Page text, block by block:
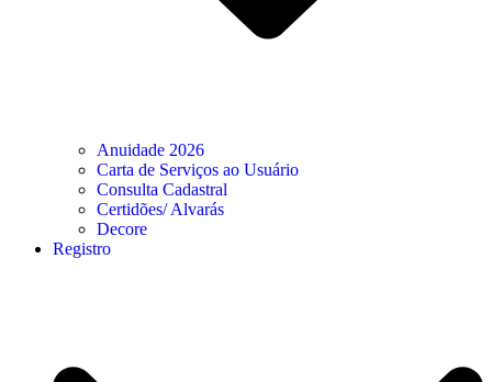
Anuidade 2026
Carta de Serviços ao Usuário
Consulta Cadastral
Certidões/ Alvarás
Decore
Registro